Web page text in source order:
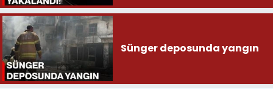
Sünger deposunda yangın